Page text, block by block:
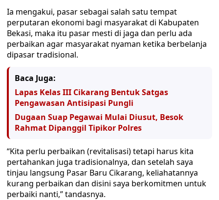
Ia mengakui, pasar sebagai salah satu tempat
perputaran ekonomi bagi masyarakat di Kabupaten
Bekasi, maka itu pasar mesti di jaga dan perlu ada
perbaikan agar masyarakat nyaman ketika berbelanja
dipasar tradisional.
Baca Juga:
Lapas Kelas III Cikarang Bentuk Satgas
Pengawasan Antisipasi Pungli
Dugaan Suap Pegawai Mulai Diusut, Besok
Rahmat Dipanggil Tipikor Polres
“Kita perlu perbaikan (revitalisasi) tetapi harus kita
pertahankan juga tradisionalnya, dan setelah saya
tinjau langsung Pasar Baru Cikarang, keliahatannya
kurang perbaikan dan disini saya berkomitmen untuk
perbaiki nanti,” tandasnya.